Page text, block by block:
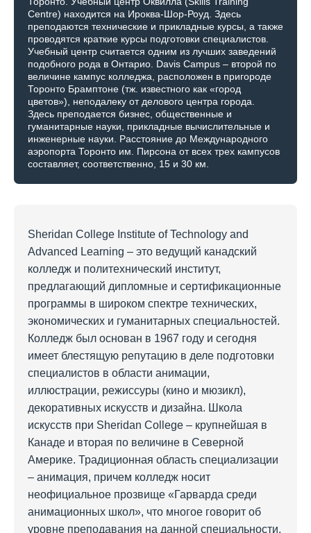
Centre) находится на Ироква-Шор-Роуд. Здесь
преподаются технические и прикладные курсы, а также
проводятся краткие курсы подготовки специалистов.
Учебный центр считается одним из лучших заведений
подобного рода в Онтарио. Davis Campus – второй по
величине кампус колледжа, расположен в пригороде
Торонто Брамптоне (тж. известного как «город
цветов»), неподалеку от делового центра города.
Здесь преподается бизнес, общественные и
гуманитарные науки, прикладные вычислительные и
инженерные науки. Расстояние до Международного
аэропорта Торонто им. Пирсона от всех трех кампусов
составляет, соответственно, 15 и 30 км.
Sheridan College Institute of Technology and
Advanced Learning – это ведущий канадский
колледж и политехнический институт,
предлагающий дипломные и сертификационные
программы в широком спектре технических,
экономических и гуманитарных специальностей.
Колледж был основан в 1967 году и сегодня
имеет блестящую репутацию в деле подготовки
специалистов в области анимации,
иллюстрации, режиссуры (кино и мюзикл),
декоративных искусств и дизайна. Школа
искусств при Sheridan College – крупнейшая в
Канаде и вторая по величине в Северной
Америке. Традиционная область специализации
– анимация, причем колледж носит
неофициальное прозвище «Гарварда среди
анимационных школ», что многое говорит об
уровне преподавания на данной специальности.